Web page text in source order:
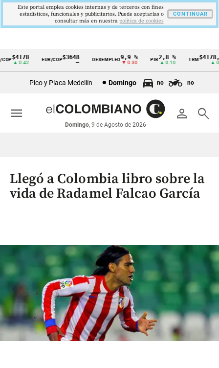
Cintillo
económicos
Colombia
$4178
▲ 0.42
EUR/COP$3648 DESEMPLEO 9,9 %
▼ 0.30
PIB2,8 %
▲ 0.10
TRM
▲
Pico y Placa Medellín Domingo no no
person search
Domingo, 9 de Agosto de 2026
menu
Llegó a Colombia libro sobre la
vida de Radamel Falcao García
Este portal emplea cookies internas y de terceros con fines
estadísticos, funcionales y publicitarios. Puede aceptarlas o
consultar más en nuestra politica de cookies
CONTINUAR